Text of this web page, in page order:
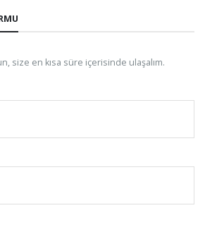
size en kısa süre içerisinde ulaşalım.